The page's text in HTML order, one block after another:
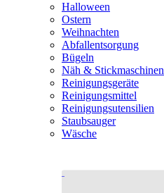
Halloween
Ostern
Weihnachten
Abfallentsorgung
Bügeln
Näh & Stickmaschinen
Reinigungsgeräte
Reinigungsmittel
Reinigungsutensilien
Staubsauger
Wäsche